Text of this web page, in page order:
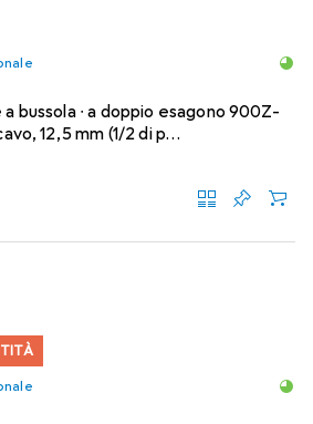
bussola ∙ a doppio esagono 900Z-
12,5 mm (1/2 di p…